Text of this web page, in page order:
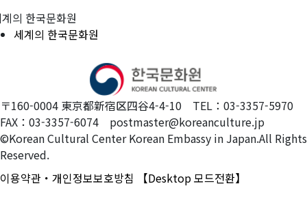
의 한국문화원
세계의 한국문화원
〒160-0004 東京都新宿区四谷4-4-10 TEL：03-3357-5970
FAX：03-3357-6074 postmaster@koreanculture.jp
©Korean Cultural Center Korean Embassy in Japan.All Rights
Reserved.
이용약관・개인정보보호방침
【Desktop 모드전환】